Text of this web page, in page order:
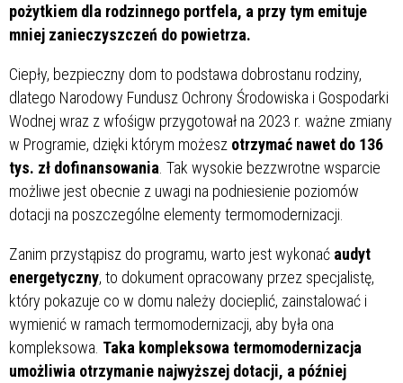
pożytkiem dla rodzinnego portfela, a przy tym emituje
mniej zanieczyszczeń do powietrza.
Ciepły, bezpieczny dom to podstawa dobrostanu rodziny,
dlatego Narodowy Fundusz Ochrony Środowiska i Gospodarki
Wodnej wraz z wfośigw przygotował na 2023 r. ważne zmiany
w Programie, dzięki którym możesz otrzymać nawet do 136
tys. zł dofinansowania . Tak wysokie bezzwrotne wsparcie
możliwe jest obecnie z uwagi na podniesienie poziomów
dotacji na poszczególne elementy termomodernizacji.
Zanim przystąpisz do programu, warto jest wykonać audyt
energetyczny, to dokument opracowany przez specjalistę,
który pokazuje co w domu należy docieplić, zainstalować i
wymienić w ramach termomodernizacji, aby była ona
kompleksowa. Taka kompleksowa termomodernizacja
umożliwia otrzymanie najwyższej dotacji, a później